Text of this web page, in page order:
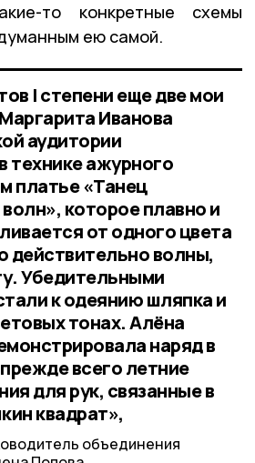
то конкретные схемы
ею самой.
I степени еще две мои
Иванова
аудитории
технике ажурного
платье «Танец
которое плавно и
от одного цвета
действительно волны,
Убедительными
к одеянию шляпка и
тонах. Алёна
наряд в
всего летние
для рук, связанные в
квадрат»,
объединения